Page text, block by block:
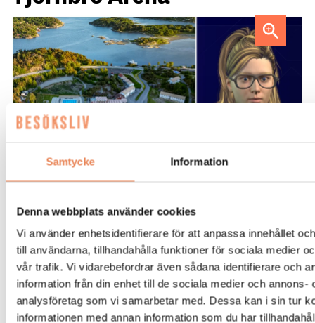
Samtycke Information
Denna webbplats använder cookies
Vi använder enhetsidentifierare för att anpassa innehållet
till användarna, tillhandahålla funktioner för sociala medier
vår trafik. Vi vidarebefordrar även sådana identifierare och
information från din enhet till de sociala medier och annons-
analysföretag som vi samarbetar med. Dessa kan i sin tur
informationen med annan information som du har
AI-medarbetaren Katja tillträdde i tjänst i april.
som kan över 100 språk och jobbar
dygnet runt. Tjörnbro Arenas AI-
assistent Katja är under utbildning och
tränas i att svara på gästernas vanliga
frågor. Allt för att avlasta receptionen